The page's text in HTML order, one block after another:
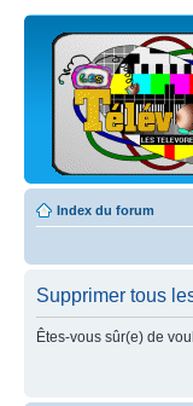
Index du forum
Supprimer tous
Êtes-vous sûr(e) de